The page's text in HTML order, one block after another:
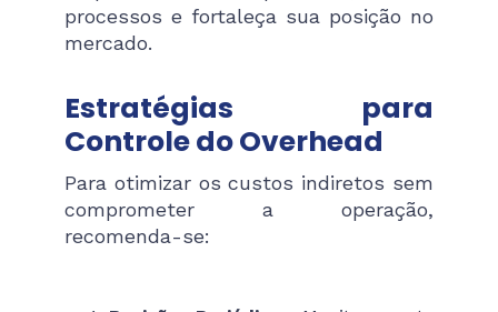
processos e fortaleça sua posição no
mercado.
Estratégias para
Controle do Overhead
Para otimizar os custos indiretos sem
comprometer a operação,
recomenda-se: